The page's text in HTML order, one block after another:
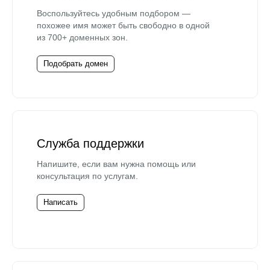
Воспользуйтесь удобным подбором —
похожее имя может быть свободно в одной
из 700+ доменных зон.
Подобрать домен
Служба поддержки
Напишите, если вам нужна помощь или
консультация по услугам.
Написать